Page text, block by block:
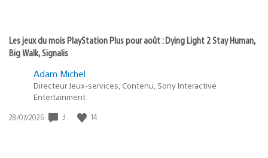
Les jeux du mois PlayStation Plus pour août : Dying Light 2 Stay Human,
Big Walk, Signalis
Adam Michel
Directeur Jeux-services, Contenu, Sony Interactive
Entertainment
Date
28/07/2026 3 14